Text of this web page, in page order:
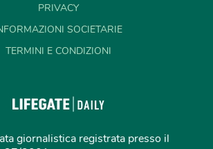
PRIVACY
SOCIETARIE
TERMINI E CONDIZIONI
giornalistica registrata presso il